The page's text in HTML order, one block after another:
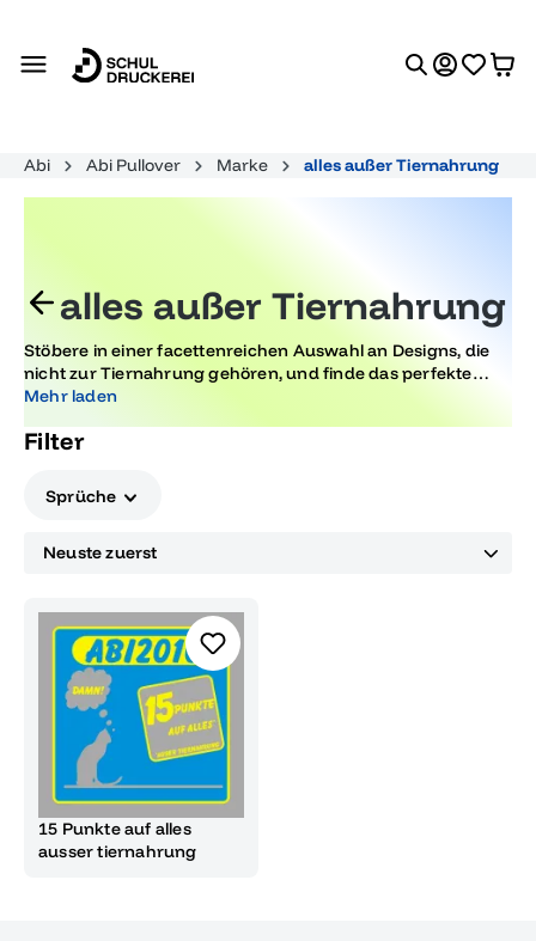
Abi Abi Pullover Marke alles außer Tiernahrung
alles außer Tiernahrung
Stöbere in einer facettenreichen Auswahl an Designs, die
nicht zur Tiernahrung gehören, und finde das perfekte
Motiv für den Abiturabschluss. Lass deiner Kreativität
Trend folgen und besondere Geschenke bieten.
Mehr laden
Filter
Sprüche
15 Punkte auf alles
ausser tiernahrung